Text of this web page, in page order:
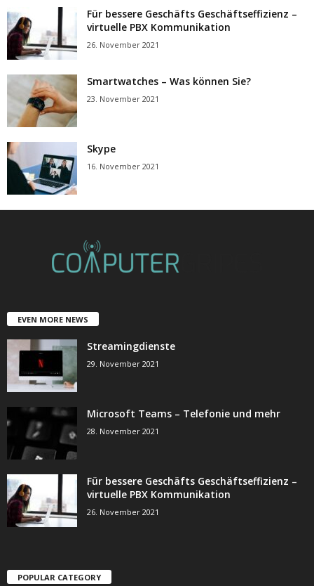
Für bessere Geschäfts Geschäftseffizienz –
virtuelle PBX Kommunikation
26. November 2021
Smartwatches – Was können Sie?
23. November 2021
Skype
16. November 2021
EVEN MORE NEWS
Streamingdienste
29. November 2021
Microsoft Teams – Telefonie und mehr
28. November 2021
Für bessere Geschäfts Geschäftseffizienz –
virtuelle PBX Kommunikation
26. November 2021
POPULAR CATEGORY